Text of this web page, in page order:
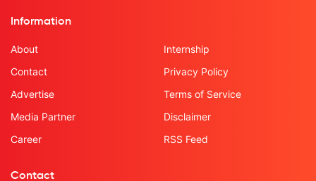
Information
About
Contact
Advertise
Media Partner
Career
Internship
Privacy Policy
Terms of Service
Disclaimer
RSS Feed
Contact